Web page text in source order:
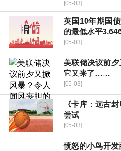
[05-03]
英国10年期国
的最低水平
[05-03]
美联储决议前
它又来了……
[05-03]
《卡库：远古
尝试
[05-03]
愤怒的小鸟开发